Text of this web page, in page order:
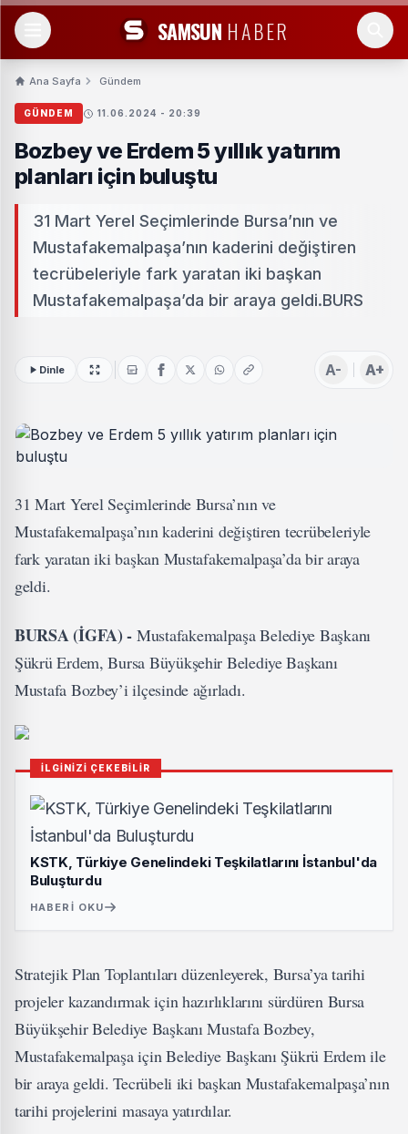
SAMSUN HABER
Ana Sayfa Gündem
GÜNDEM 11.06.2024 - 20:39
Bozbey ve Erdem 5 yıllık yatırım
planları için buluştu
31 Mart Yerel Seçimlerinde Bursa’nın ve
Mustafakemalpaşa’nın kaderini değiştiren
tecrübeleriyle fark yaratan iki başkan
Mustafakemalpaşa’da bir araya geldi.BURS
Dinle A- A+
31 Mart Yerel Seçimlerinde Bursa’nın ve
Mustafakemalpaşa’nın kaderini değiştiren tecrübeleriyle
fark yaratan iki başkan Mustafakemalpaşa’da bir araya
geldi.
BURSA (İGFA) - Mustafakemalpaşa Belediye Başkanı
Şükrü Erdem, Bursa Büyükşehir Belediye Başkanı
Mustafa Bozbey’i ilçesinde ağırladı.
İLGİNİZİ ÇEKEBİLİR
KSTK, Türkiye Genelindeki Teşkilatlarını İstanbul'da
Buluşturdu
HABERI OKU
Stratejik Plan Toplantıları düzenleyerek, Bursa’ya tarihi
projeler kazandırmak için hazırlıklarını sürdüren Bursa
Büyükşehir Belediye Başkanı Mustafa Bozbey,
Mustafakemalpaşa için Belediye Başkanı Şükrü Erdem ile
bir araya geldi. Tecrübeli iki başkan Mustafakemalpaşa’nın
tarihi projelerini masaya yatırdılar.